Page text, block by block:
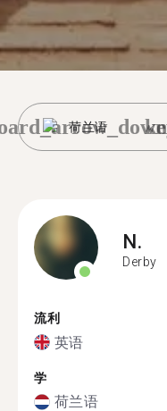
荷兰语
N.
Derby
流利
英语
学
荷兰语